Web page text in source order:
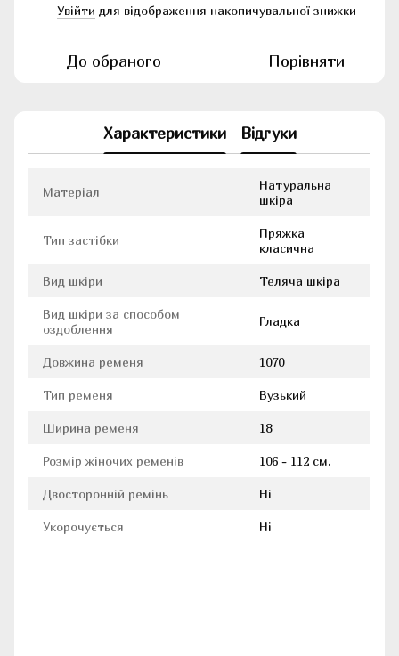
Увійти для відображення накопичувальної знижки
До обраного Порівняти
Характеристики Відгуки
Матеріал
Натуральна
шкіра
Тип застібки
Пряжка
класична
Вид шкіри Теляча шкіра
Вид шкіри за способом
оздоблення
Гладка
Довжина ременя 1070
Тип ременя Вузький
Ширина ременя 18
Розмір жіночих ременів 106 - 112 см.
Двосторонній ремінь Ні
Укорочується Ні